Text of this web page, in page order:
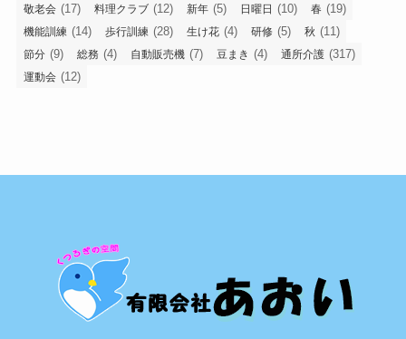
敬老会 (17) 料理クラブ (12) 新年 (5) 日曜日 (10) 春 (19)
機能訓練 (14) 歩行訓練 (28) 生け花 (4) 研修 (5) 秋 (11)
節分 (9) 総務 (4) 自動販売機 (7) 豆まき (4) 通所介護 (317)
運動会 (12)